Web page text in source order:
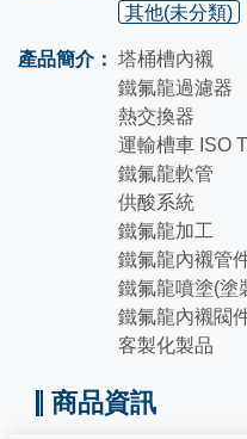
其他(未分類)
產品簡介： 塔桶槽內襯
鐵氟龍過濾器
熱交換器
運輸槽車 ISO
鐵氟龍軟管
供酸系統
鐵氟龍加工
鐵氟龍內襯管
鐵氟龍噴塗(塗
鐵氟龍內襯閥
客製化製品
商品資訊